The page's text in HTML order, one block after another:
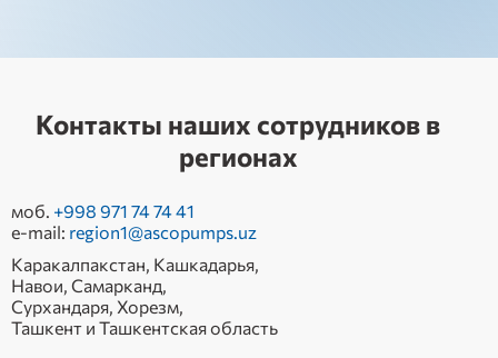
Контакты наших сотрудников в
регионах
моб. +998 971 74 74 41
e-mail: region1@ascopumps.uz
Каракалпакстан, Кашкадарья,
Навои, Самарканд,
Сурхандаря, Хорезм,
Ташкент и Ташкентская область